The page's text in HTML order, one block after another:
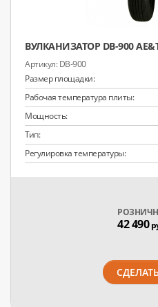
ВУЛКАНИЗАТОР DB-900
DB-900
Размер площадки:
Рабочая температура плиты:
Мощность:
Тип:
Регулировка температуры:
42 490